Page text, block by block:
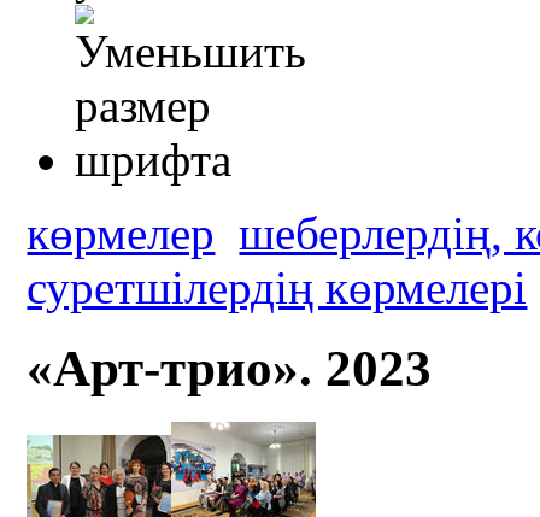
көрмелер шеберлердің,
суретшілердің көрмелері
«Арт-трио». 2023